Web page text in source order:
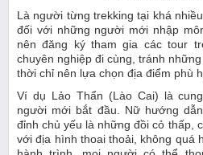
Là người từng trekking tại khá
đối với những người mới nhập
nên đăng ký tham gia các tour
chuyên nghiệp đi cùng, tránh
thời chỉ nên lựa chọn địa điểm phù
Ví dụ Lảo Thẩn (Lào Cai) là
người mới bắt đầu. Nữ hướng
đỉnh chủ yếu là những đồi cỏ thấp,
với địa hình thoai thoải, không quá